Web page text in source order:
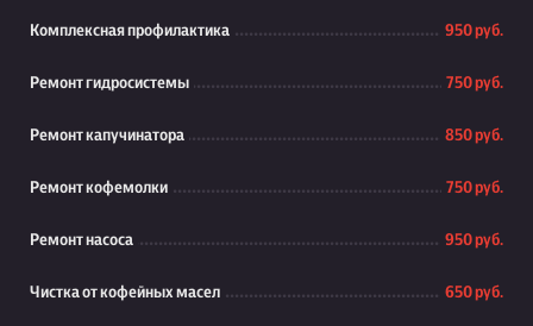
Комплексная профилактика 950 руб.
Ремонт гидросистемы 750 руб.
Ремонт капучинатора 850 руб.
Ремонт кофемолки 750 руб.
Ремонт насоса 950 руб.
Чистка от кофейных масел 650 руб.